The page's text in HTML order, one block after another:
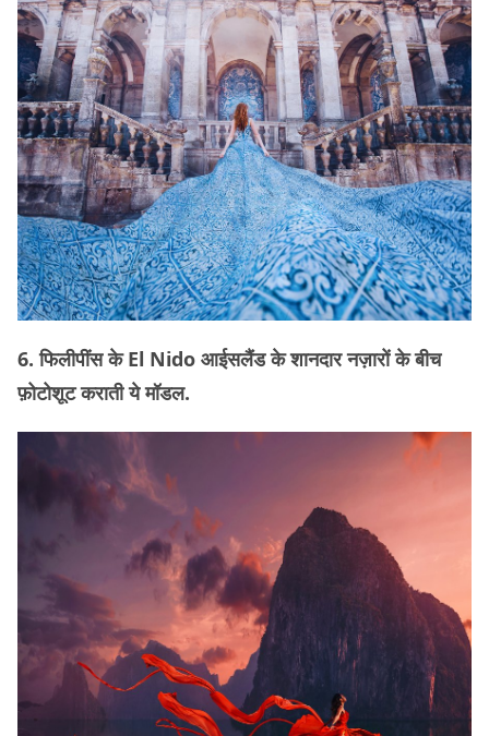
6. फिलीपींस के El Nido आईसलैंड के शानदार नज़ारों के बीच
फ़ोटोशूट कराती ये मॉडल.